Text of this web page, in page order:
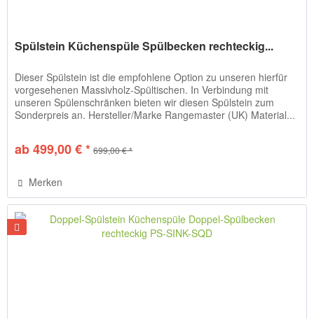
Spülstein Küchenspüle Spülbecken rechteckig...
Dieser Spülstein ist die empfohlene Option zu unseren hierfür
vorgesehenen Massivholz-Spültischen. In Verbindung mit
unseren Spülenschränken bieten wir diesen Spülstein zum
Sonderpreis an. Hersteller/Marke Rangemaster (UK) Material...
ab 499,00 € * 699,00 € *
Merken